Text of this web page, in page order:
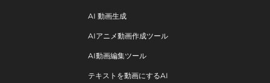
AI 動画生成
AIアニメ動画作成ツール
AI動画編集ツール
テキストを動画にするAI